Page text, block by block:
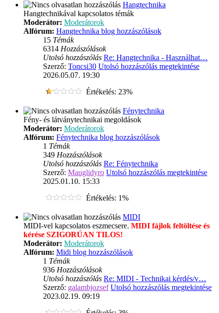
Hangtechnika
Hangtechnikával kapcsolatos témák
Moderátor: Moderátorok
Alfórum: Hangtechnika blog hozzászólások
15 Témák
6314 Hozzászólások
Utolsó hozzászólás Re: Hangtechnika - Használhat…
Szerző: Toncsi30 Utolsó hozzászólás megtekintése
2026.05.07. 19:30
Értékelés: 23%
Fénytechnika
Fény- és látványtechnikai megoldások
Moderátor: Moderátorok
Alfórum: Fénytechnika blog hozzászólások
1 Témák
349 Hozzászólások
Utolsó hozzászólás Re: Fénytechnika
Szerző: Mauglidyro Utolsó hozzászólás megtekintése
2025.01.10. 15:33
Értékelés: 1%
MIDI
MIDI-vel kapcsolatos eszmecsere. MIDI fájlok feltöltése és
kérése SZIGORÚAN TILOS!
Moderátor: Moderátorok
Alfórum: Midi blog hozzászólások
1 Témák
936 Hozzászólások
Utolsó hozzászólás Re: MIDI - Technikai kérdés/v…
Szerző: galambjozsef Utolsó hozzászólás megtekintése
2023.02.19. 09:19